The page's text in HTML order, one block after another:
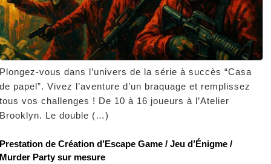
vous dans l’univers de la série à succès “Casa
papel”. Vivez l’aventure d’un braquage et remplissez
vos challenges ! De 10 à 16 joueurs à l’Atelier
Le double (…)
de Création d’Escape Game / Jeu d’Énigme /
Party sur mesure